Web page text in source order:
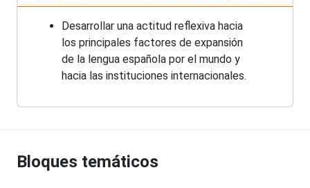
Desarrollar una actitud reflexiva hacia
los principales factores de expansión
de la lengua española por el mundo y
hacia las instituciones internacionales.
Bloques temáticos